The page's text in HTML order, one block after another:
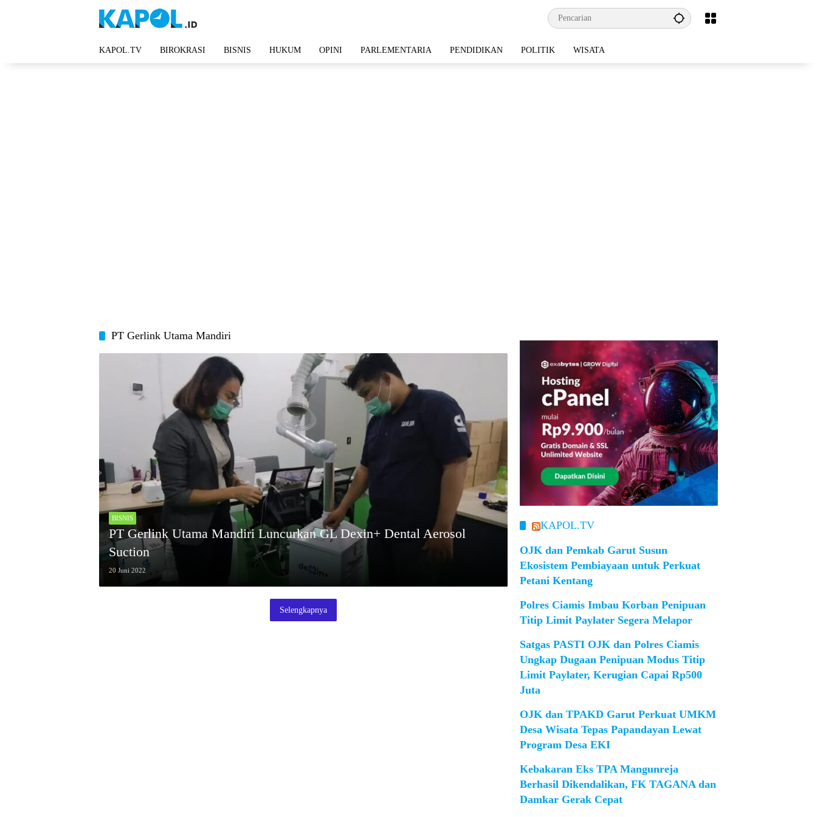
KAPOL.TV BIROKRASI BISNIS HUKUM OPINI PARLEMENTARIA PENDIDIKAN POLITIK WISATA
PT Gerlink Utama Mandiri
BISNIS
PT Gerlink Utama Mandiri Luncurkan GL Dexin+ Dental Aerosol
Suction
20 Juni 2022
Selengkapnya
KAPOL.TV
OJK dan Pemkab Garut Susun
Ekosistem Pembiayaan untuk Perkuat
Petani Kentang
Polres Ciamis Imbau Korban Penipuan
Titip Limit Paylater Segera Melapor
Satgas PASTI OJK dan Polres Ciamis
Ungkap Dugaan Penipuan Modus Titip
Limit Paylater, Kerugian Capai Rp500
Juta
OJK dan TPAKD Garut Perkuat UMKM
Desa Wisata Tepas Papandayan Lewat
Program Desa EKI
Kebakaran Eks TPA Mangunreja
Berhasil Dikendalikan, FK TAGANA dan
Damkar Gerak Cepat